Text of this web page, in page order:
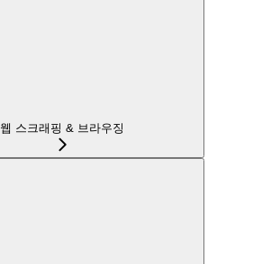
웹 스크래핑 & 브라우징